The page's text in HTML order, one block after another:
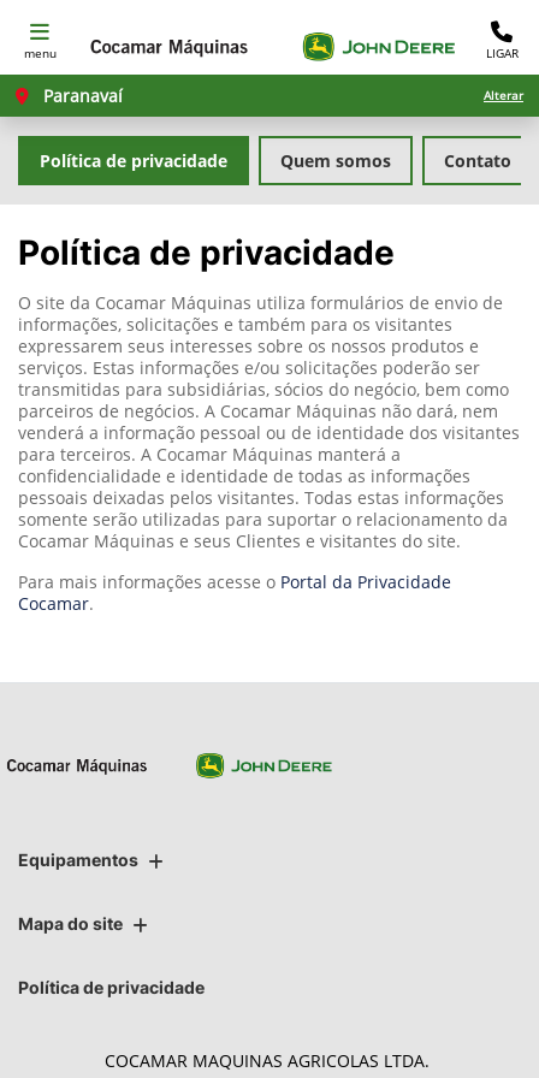
menu LIGAR
Paranavaí Alterar
Quem somos Contato
Política de privacidade
Política de privacidade
O site da Cocamar Máquinas utiliza formulários de envio de
informações, solicitações e também para os visitantes
expressarem seus interesses sobre os nossos produtos e
serviços. Estas informações e/ou solicitações poderão ser
transmitidas para subsidiárias, sócios do negócio, bem como
parceiros de negócios. A Cocamar Máquinas não dará, nem
venderá a informação pessoal ou de identidade dos visitantes
para terceiros. A Cocamar Máquinas manterá a
confidencialidade e identidade de todas as informações
pessoais deixadas pelos visitantes. Todas estas informações
somente serão utilizadas para suportar o relacionamento da
Cocamar Máquinas e seus Clientes e visitantes do site.
Para mais informações acesse o Portal da Privacidade
Cocamar.
Equipamentos
Mapa do site
Política de privacidade
COCAMAR MAQUINAS AGRICOLAS LTDA.